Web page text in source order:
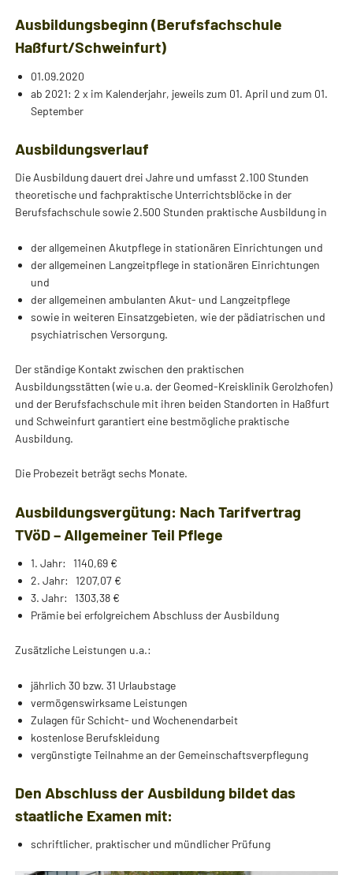
Ausbildungsbeginn (Berufsfachschule
Haßfurt/Schweinfurt)
01.09.2020
ab 2021: 2 x im Kalenderjahr, jeweils zum 01. April und zum 01.
September
Ausbildungsverlauf
Die Ausbildung dauert drei Jahre und umfasst 2.100 Stunden
theoretische und fachpraktische Unterrichtsblöcke in der
Berufsfachschule sowie 2.500 Stunden praktische Ausbildung in
der allgemeinen Akutpflege in stationären Einrichtungen und
der allgemeinen Langzeitpflege in stationären Einrichtungen
und
der allgemeinen ambulanten Akut- und Langzeitpflege
sowie in weiteren Einsatzgebieten, wie der pädiatrischen und
psychiatrischen Versorgung.
Der ständige Kontakt zwischen den praktischen
Ausbildungsstätten (wie u.a. der Geomed-Kreisklinik Gerolzhofen)
und der Berufsfachschule mit ihren beiden Standorten in Haßfurt
und Schweinfurt garantiert eine bestmögliche praktische
Ausbildung.
Die Probezeit beträgt sechs Monate.
Ausbildungsvergütung: Nach Tarifvertrag
TVöD – Allgemeiner Teil Pflege
1. Jahr: 1140,69 €
2. Jahr: 1207,07 €
3. Jahr: 1303,38 €
Prämie bei erfolgreichem Abschluss der Ausbildung
Zusätzliche Leistungen u.a.:
jährlich 30 bzw. 31 Urlaubstage
vermögenswirksame Leistungen
Zulagen für Schicht- und Wochenendarbeit
kostenlose Berufskleidung
vergünstigte Teilnahme an der Gemeinschaftsverpflegung
Den Abschluss der Ausbildung bildet das
staatliche Examen mit:
schriftlicher, praktischer und mündlicher Prüfung